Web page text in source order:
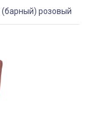
(барный) розовый